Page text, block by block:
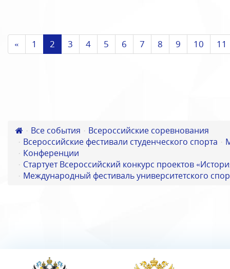
« 1 2 3 4 5 6 7 8 9 10 11
Все события
Всероссийские соревнования
Всероссийские фестивали студенческого спорта
Конференции
Стартует Всероссийский конкурс проектов
Международный фестиваль университетского